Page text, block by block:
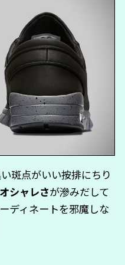
斑点がいい按排にちり
シャレさが滲みだして
ディネートを邪魔しな